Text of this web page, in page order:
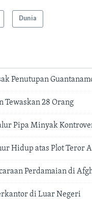
Dunia
Penutupan
Tewaskan 28 Orang
Pipa Minyak
Hidup atas Plot Teror
Perdamaian di
di Luar Negeri